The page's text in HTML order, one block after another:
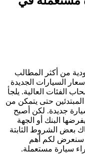
من أكثر المطالب
السيارات الجديدة
الفئات العالية. يلجأ
حتى يتمكن من
جديدة. لكن أصبح
البنك أو الجهة
بعض الشروط الثابتة
سنعرض لكم أهم
سيارة مستعملة.